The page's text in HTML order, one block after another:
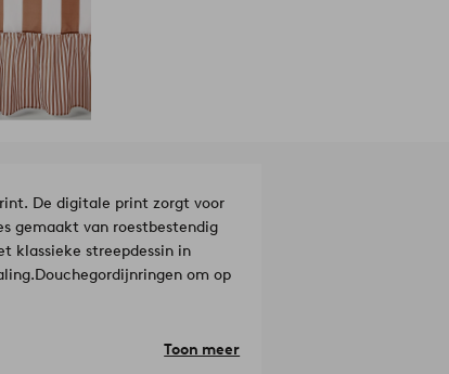
De digitale print zorgt voor
gemaakt van roestbestendig
klassieke streepdessin in
Douchegordijnringen om op
geen bleekmiddel. NietToon meer